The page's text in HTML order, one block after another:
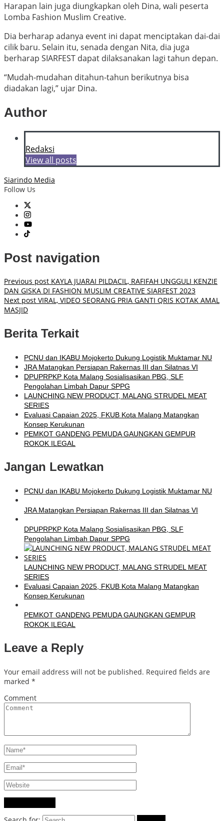
Harapan lain juga diungkapkan oleh Dina, wali peserta
Lomba Fashion Muslim Creative.
Dia berharap adanya event ini dapat menciptakan dai-dai
cilik baru. Selain itu, senada dengan Nita, dia juga
berharap SIARFEST dapat dilaksanakan lagi tahun depan.
“Mudah-mudahan ditahun-tahun berikutnya bisa
diadakan lagi,” ujar Dina.
Author
Redaksi
View all posts
Siarindo Media
Follow Us
Post navigation
Previous post KAYLA JUARAI PILDACIL, RAFIFAH UNGGULI KENZIE
DAN GISKA DI FASHION MUSLIM CREATIVE SIARFEST 2023
Next post VIRAL, VIDEO SEORANG PRIA GANTI QRIS KOTAK AMAL
MASJID
Berita Terkait
PCNU dan IKABU Mojokerto Dukung Logistik Muktamar NU
JRA Matangkan Persiapan Rakernas III dan Silatnas VI
DPUPRPKP Kota Malang Sosialisasikan PBG, SLF
Pengolahan Limbah Dapur SPPG
LAUNCHING NEW PRODUCT, MALANG STRUDEL MEAT
SERIES
Evaluasi Capaian 2025, FKUB Kota Malang Matangkan
Konsep Kerukunan
PEMKOT GANDENG PEMUDA GAUNGKAN GEMPUR
ROKOK ILEGAL
Jangan Lewatkan
PCNU dan IKABU Mojokerto Dukung Logistik Muktamar NU
JRA Matangkan Persiapan Rakernas III dan Silatnas VI
DPUPRPKP Kota Malang Sosialisasikan PBG, SLF
Pengolahan Limbah Dapur SPPG
LAUNCHING NEW PRODUCT, MALANG STRUDEL MEAT
SERIES
Evaluasi Capaian 2025, FKUB Kota Malang Matangkan
Konsep Kerukunan
PEMKOT GANDENG PEMUDA GAUNGKAN GEMPUR
ROKOK ILEGAL
Leave a Reply
Your email address will not be published. Required fields are
marked *
Comment